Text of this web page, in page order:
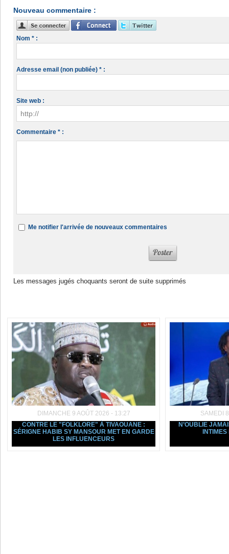
Nouveau commentaire :
Nom * :
Adresse email (non publiée) * :
Site web :
Commentaire * :
Me notifier l'arrivée de nouveaux commentaires
Les messages jugés choquants seront de suite supprimés
DIMANCHE 9 AOÛT 2026 - 13:27
CONTRE LE "FOLKLORE" À TIVAOUANE :
SÉRIGNE HABIB SY MANSOUR MET EN GARDE
LES INFLUENCEURS
SAMEDI
N’OUBLIE